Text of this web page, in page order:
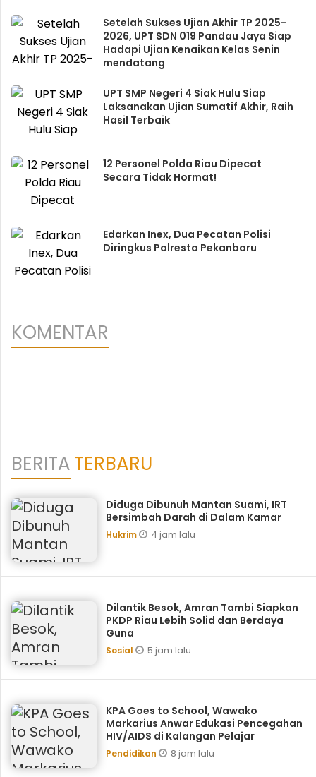
Setelah Sukses Ujian Akhir TP 2025-
2026, UPT SDN 019 Pandau Jaya Siap
Hadapi Ujian Kenaikan Kelas Senin
mendatang
UPT SMP Negeri 4 Siak Hulu Siap
Laksanakan Ujian Sumatif Akhir, Raih
Hasil Terbaik
12 Personel Polda Riau Dipecat
Secara Tidak Hormat!
Edarkan Inex, Dua Pecatan Polisi
Diringkus Polresta Pekanbaru
KOMENTAR
BERITATERBARU
Diduga Dibunuh Mantan Suami, IRT
Bersimbah Darah di Dalam Kamar
Hukrim 4 jam lalu
Dilantik Besok, Amran Tambi Siapkan
PKDP Riau Lebih Solid dan Berdaya
Guna
Sosial 5 jam lalu
KPA Goes to School, ‎Wawako
Markarius Anwar Edukasi Pencegahan
HIV/AIDS di Kalangan Pelajar
Pendidikan 8 jam lalu